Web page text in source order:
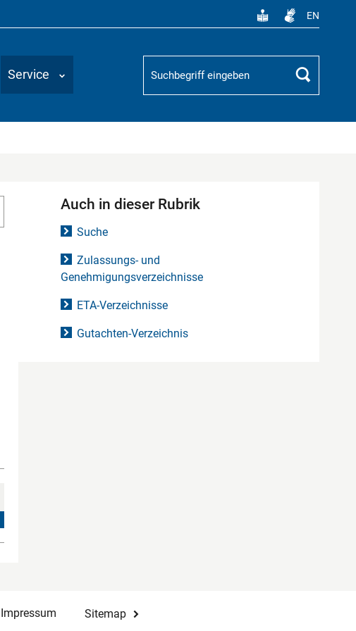
EN
Service
Suchbegriff
Suchen
Auch in dieser Rubrik
Suche
Zulassungs- und
Genehmigungsverzeichnisse
ETA-Verzeichnisse
Gutachten-Verzeichnis
Impressum Sitemap